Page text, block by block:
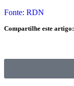
Fonte: RDN
Compartilhe este artigo: